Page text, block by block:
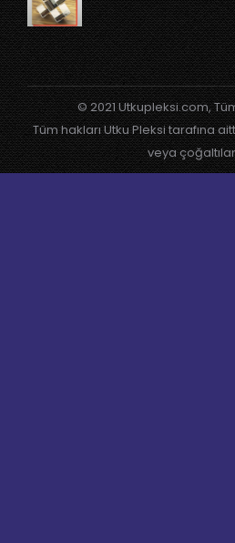
© 2021 Utkupleksi.com,
Tüm hakları Utku Pleksi tarafına
veya